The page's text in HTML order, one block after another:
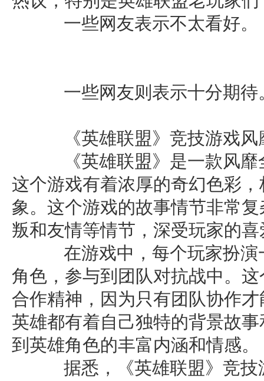
一些网友表示不太看好。
一些网友则表示十分期待
《英雄联盟》竞技游戏风
《英雄联盟》是一款风靡
这个游戏有着浓厚的奇幻色彩
象。这个游戏的故事情节非常
叛和友情等情节，深受玩家的喜
在游戏中，每个玩家扮演
角色，参与到团队对抗战中。
合作精神，因为只有团队协作
英雄都有着自己独特的背景故
到英雄角色的丰富内涵和情感。
据悉，《英雄联盟》竞技